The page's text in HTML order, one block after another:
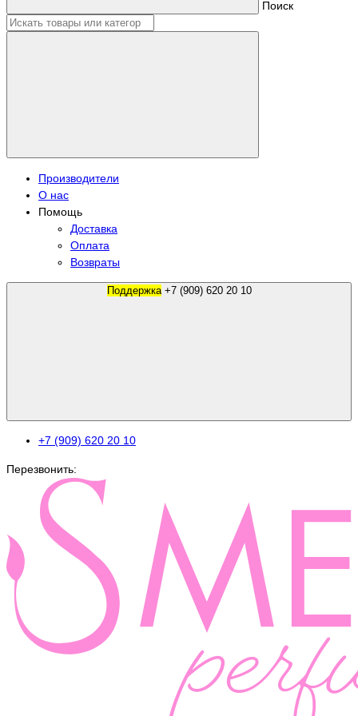
Поиск
Производители
О нас
Помощь
Доставка
Оплата
Возвраты
Поддержка +7 (909) 620 20 10
+7 (909) 620 20 10
Перезвонить: